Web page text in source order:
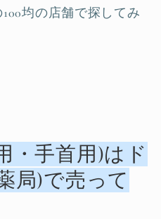
均の店舗で探してみ
・手首用)はド
局)で売って